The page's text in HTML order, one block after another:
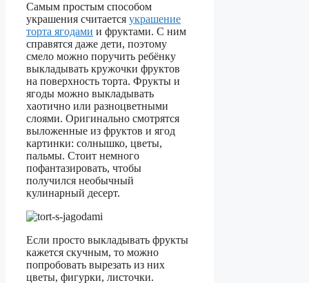
Самым простым способом
украшения считается украшение
торта ягодами и фруктами. С ним
справятся даже дети, поэтому
смело можно поручить ребёнку
выкладывать кружочки фруктов
на поверхность торта. Фрукты и
ягоды можно выкладывать
хаотично или разноцветными
слоями. Оригинально смотрятся
выложенные из фруктов и ягод
картинки: солнышко, цветы,
пальмы. Стоит немного
пофантазировать, чтобы
получился необычный
кулинарный десерт.
Если просто выкладывать фрукты
кажется скучным, то можно
попробовать вырезать из них
цветы, фигурки, листочки.